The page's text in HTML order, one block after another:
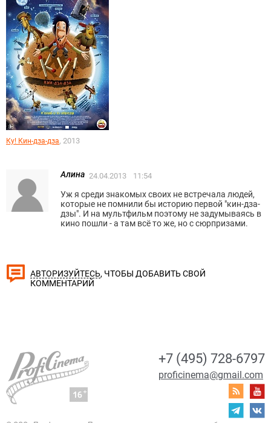
Ку! Кин-дза-дза, 2013
Алина 24.04.2013 11:54
Уж я среди знакомых своих не встречала людей,
которые не помнили бы историю первой "кин-дза-
дзы". И на мультфильм поэтому не задумываясь в
кино пошли - а там всё то же, но с сюрпризами.
АВТОРИЗУЙТЕСЬ, ЧТОБЫ ДОБАВИТЬ СВОЙ
КОММЕНТАРИЙ
+7 (495) 728-6797
proficinema@gmail.com